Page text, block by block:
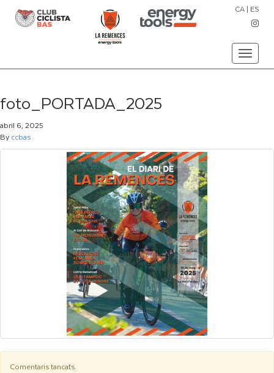
Toggle
CA | ES
foto_PORTADA_2025
abril 6, 2025
By ccbas
Comentaris tancats.